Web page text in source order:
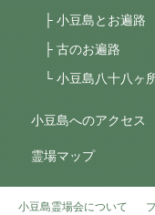
小豆島とお遍路
古のお遍路
小豆島八十八ヶ
小豆島へのアクセス
霊場マップ
小豆島霊場会について